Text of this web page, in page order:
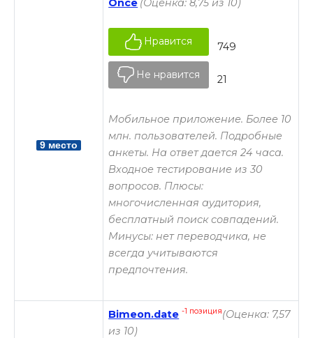
9 место
Once (Оценка: 8,75 из 10)
Нравится 749
Не нравится 21
Мобильное приложение. Более 10
млн. пользователей. Подробные
анкеты. На ответ дается 24 часа.
Входное тестирование из 30
вопросов. Плюсы:
многочисленная аудитория,
бесплатный поиск совпадений.
Минусы: нет переводчика, не
всегда учитываются
предпочтения.
Bimeon.date -1 позиция(Оценка: 7,57
из 10)